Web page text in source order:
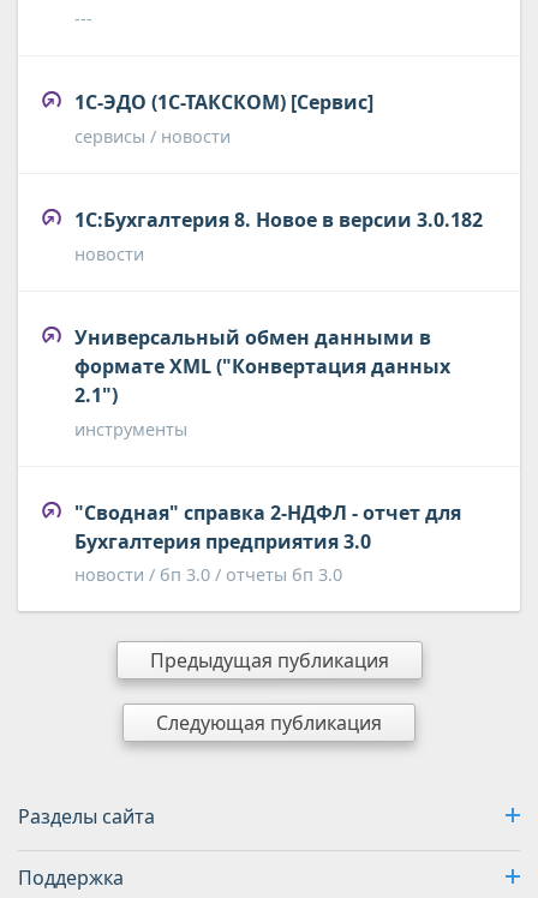
---
1С-ЭДО (1С-ТАКСКОМ) [Сервис]
сервисы / новости
1С:Бухгалтерия 8. Новое в версии 3.0.182
новости
Универсальный обмен данными в
формате XML ("Конвертация данных
2.1")
инструменты
"Сводная" справка 2-НДФЛ - отчет для
Бухгалтерия предприятия 3.0
новости / бп 3.0 / отчеты бп 3.0
Предыдущая публикация
Следующая публикация
Разделы сайта
Поддержка